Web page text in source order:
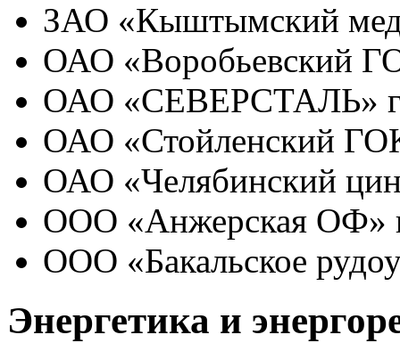
ЗАО «Кыштымский
ОАО «Воробьевский
ОАО «СЕВЕРСТАЛЬ» г.
ОАО «Стойленский
ОАО «Челябинский
ООО «Анжерская ОФ»
ООО «Бакальское
Энергетика и